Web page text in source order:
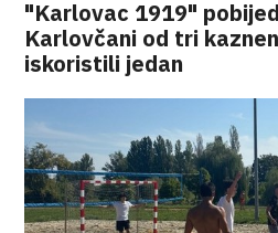
"Karlovac 1919"
Karlovčani od tri
iskoristili jedan